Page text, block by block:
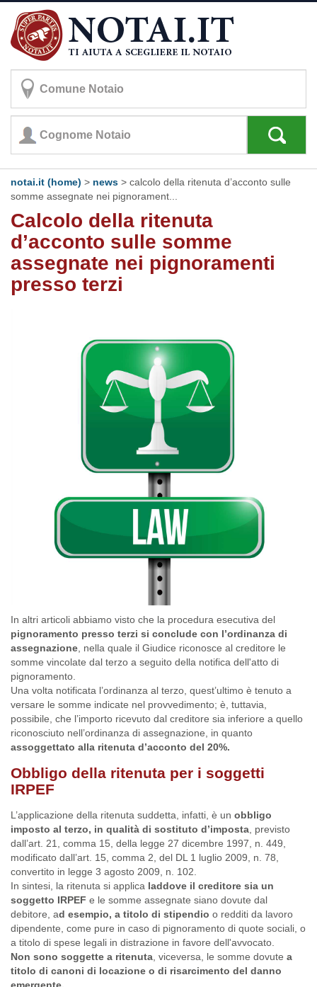
notai.it (home) > news > calcolo della ritenuta d’acconto sulle
somme assegnate nei pignorament...
Calcolo della ritenuta
d’acconto sulle somme
assegnate nei pignoramenti
presso terzi
In altri articoli abbiamo visto che la procedura esecutiva del
pignoramento presso terzi si conclude con l’ordinanza di
assegnazione , nella quale il Giudice riconosce al creditore le
somme vincolate dal terzo a seguito della notifica dell'atto di
pignoramento.
Una volta notificata l’ordinanza al terzo, quest’ultimo è tenuto a
versare le somme indicate nel provvedimento; è, tuttavia,
possibile, che l’importo ricevuto dal creditore sia inferiore a quello
riconosciuto nell’ordinanza di assegnazione, in quanto
assoggettato alla ritenuta d’acconto del 20%.
Obbligo della ritenuta per i soggetti
IRPEF
L’applicazione della ritenuta suddetta, infatti, è un obbligo
imposto al terzo, in qualità di sostituto d’imposta , previsto
dall’art. 21, comma 15, della legge 27 dicembre 1997, n. 449,
modificato dall’art. 15, comma 2, del DL 1 luglio 2009, n. 78,
convertito in legge 3 agosto 2009, n. 102.
In sintesi, la ritenuta si applica laddove il creditore sia un
soggetto IRPEF e le somme assegnate siano dovute dal
debitore, ad esempio, a titolo di stipendio o redditi da lavoro
dipendente, come pure in caso di pignoramento di quote sociali, o
a titolo di spese legali in distrazione in favore dell'avvocato.
Non sono soggette a ritenuta , viceversa, le somme dovute a
titolo di canoni di locazione o di risarcimento del danno